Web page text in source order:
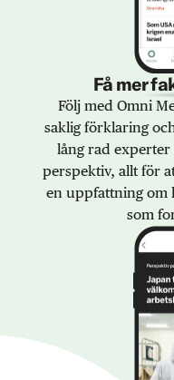
Få mer
Följ med Omni
saklig förklaring
lång rad
perspektiv, allt för
en uppfattning om
som